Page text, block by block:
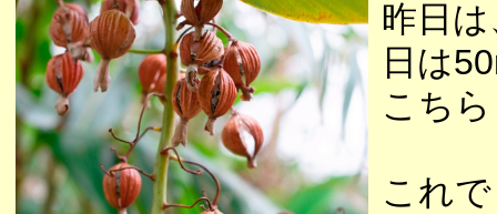
昨日
日は
こち
これ